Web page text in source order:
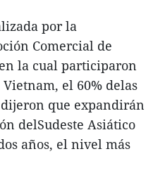
por la
Comercial de
en la cual participaron
el 60% delas
que expandirán
delSudeste Asiático
años, el nivel más